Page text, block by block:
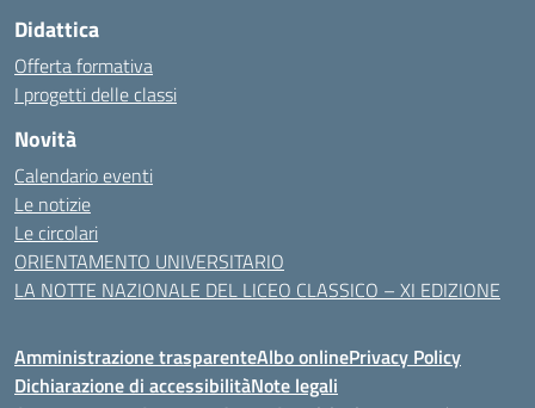
Didattica
Offerta formativa
I progetti delle classi
Novità
Calendario eventi
Le notizie
Le circolari
ORIENTAMENTO UNIVERSITARIO
LA NOTTE NAZIONALE DEL LICEO CLASSICO – XI EDIZIONE
Amministrazione trasparenteAlbo onlinePrivacy Policy
Dichiarazione di accessibilitàNote legali